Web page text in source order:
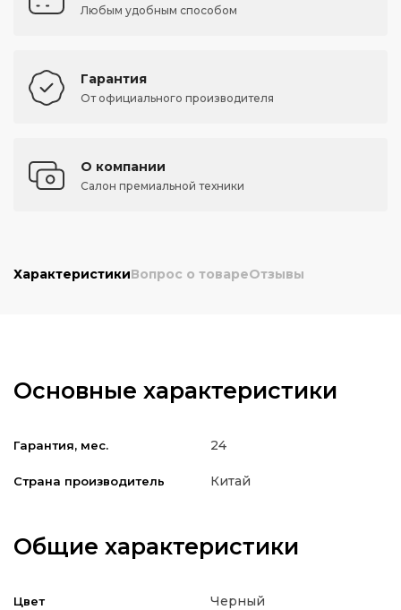
Любым удобным способом
Гарантия
От официального производителя
О компании
Салон премиальной техники
ХарактеристикиВопрос о товареОтзывы
Основные характеристики
Гарантия, мес. 24
Страна производитель Китай
Общие характеристики
Цвет Черный